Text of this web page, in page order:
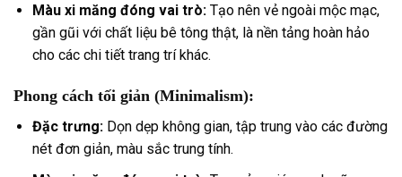
Màu xi măng đóng vai trò:Tạo nên vẻ ngoài mộc mạc,
gần gũi với chất liệu bê tông thật, là nền tảng hoàn hảo
cho các chi tiết trang trí khác.
Phong cách tối giản (Minimalism):
Đặc trưng:Dọn dẹp không gian, tập trung vào các đường
nét đơn giản, màu sắc trung tính.